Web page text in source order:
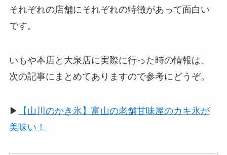
それぞれの店舗にそれぞれの特徴があって面白い
です。
いもや本店と大泉店に実際に行った時の情報は、
次の記事にまとめてありますので参考にどうぞ。
▶︎
【山川のかき氷】富山の老舗甘味屋のカキ氷が
美味い！